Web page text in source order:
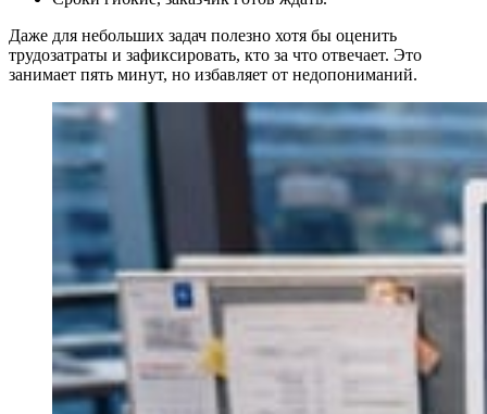
Даже для небольших задач полезно хотя бы оценить
трудозатраты и зафиксировать, кто за что отвечает. Это
занимает пять минут, но избавляет от недопониманий.